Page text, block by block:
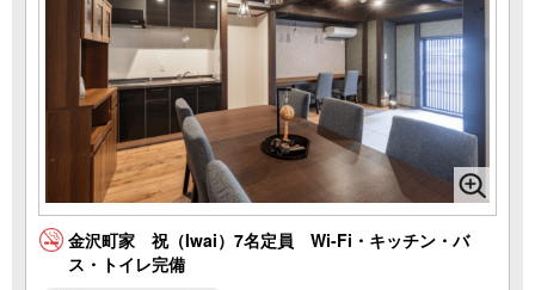
金沢町家 祝（Iwai）7名定員 Wi-Fi・キッチン・バ
ス・トイレ完備